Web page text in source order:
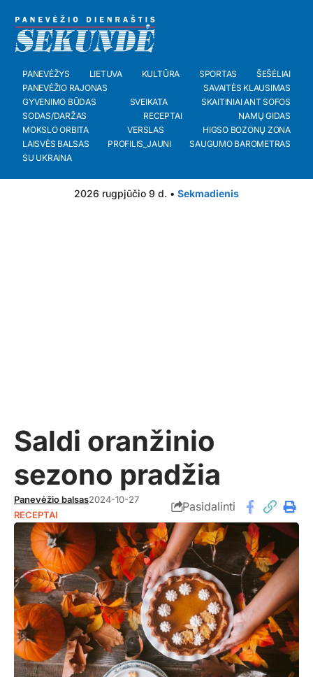
PANEVĖŽYS LIETUVA KULTŪRA SPORTAS
ŠEŠĖLIAI
PANEVĖŽIO RAJONAS
SAVAITĖS KLAUSIMAS
GYVENIMO BŪDAS
SVEIKATA
SKAITINIAI ANT SOFOS
SODAS/DARŽAS
RECEPTAI
NAMŲ GIDAS
MOKSLO ORBITA
VERSLAS
HIGSO BOZONŲ ZONA
LAISVĖS BALSAS
PROFILIS_JAUNI
SAUGUMO BAROMETRAS
SU UKRAINA
2026 rugpjūčio 9 d. • Sekmadienis
Saldi oranžinio
sezono pradžia
Panevėžio balsas2024-10-27
RECEPTAI
Pasidalinti